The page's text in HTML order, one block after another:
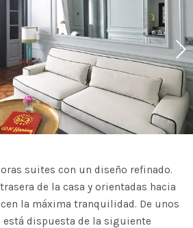
suites con un diseño refinado.
de la casa y orientadas hacia
la máxima tranquilidad. De unos
está dispuesta de la siguiente